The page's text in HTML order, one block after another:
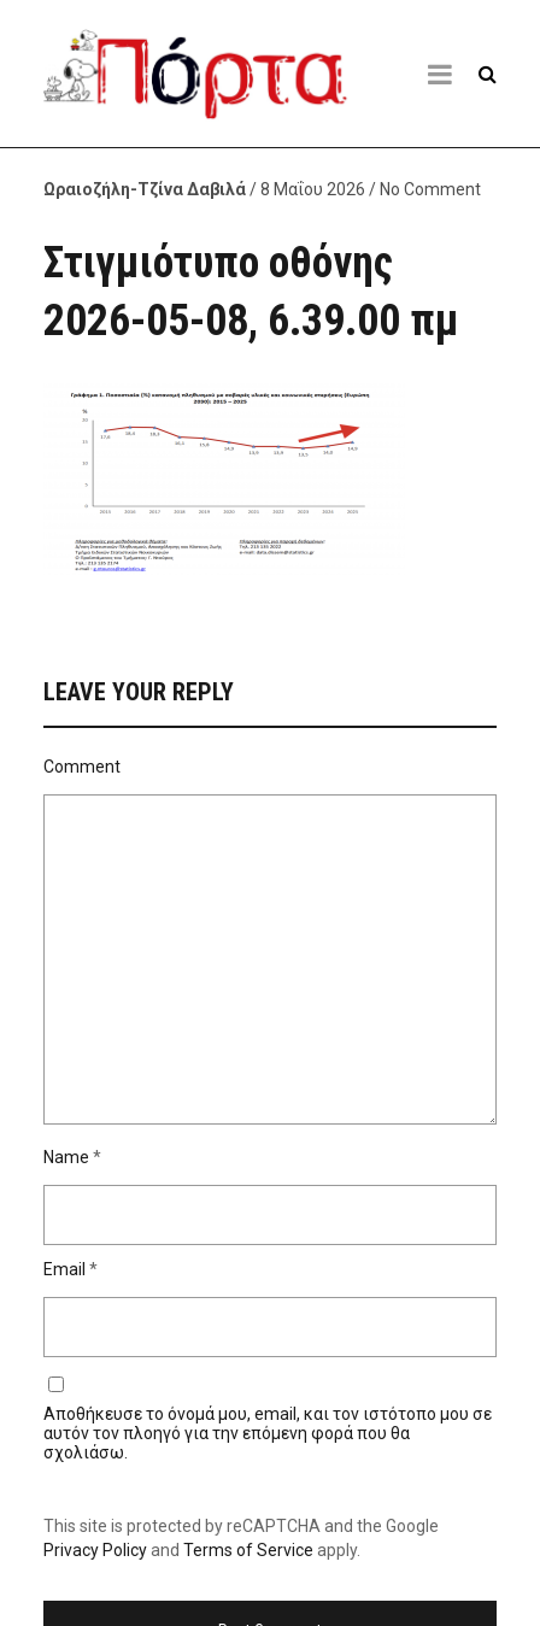
Ωραιοζήλη-Τζίνα Δαβιλά/ 8 Μαΐου 2026 / No Comment
Στιγμιότυπο οθόνης
2026-05-08, 6.39.00 πμ
LEAVE YOUR REPLY
Comment
Name *
Email *
Αποθήκευσε το όνομά μου, email, και τον ιστότοπο μου σε
αυτόν τον πλοηγό για την επόμενη φορά που θα
σχολιάσω.
This site is protected by reCAPTCHA and the Google
Privacy Policyand Terms of Service apply.